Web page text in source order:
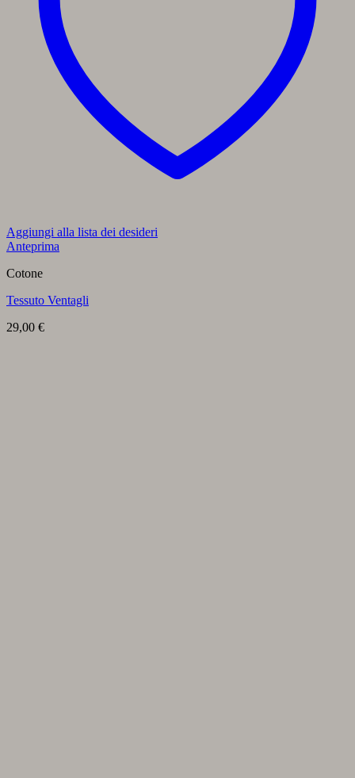
Aggiungi alla lista dei desideri
Anteprima
Cotone
Tessuto Ventagli
29,00 €